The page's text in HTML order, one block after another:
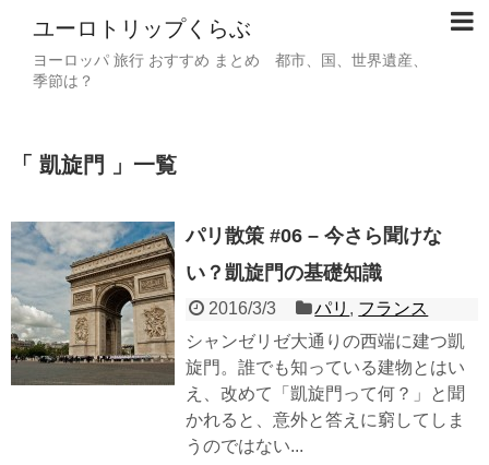
ユーロトリップくらぶ
ヨーロッパ 旅行 おすすめ まとめ 都市、国、世界遺産、
季節は？
「 凱旋門 」一覧
パリ散策 #06 – 今さら聞けな
い？凱旋門の基礎知識
2016/3/3 パリ , フランス
シャンゼリゼ大通りの西端に建つ凱
旋門。誰でも知っている建物とはい
え、改めて「凱旋門って何？」と聞
かれると、意外と答えに窮してしま
うのではない...